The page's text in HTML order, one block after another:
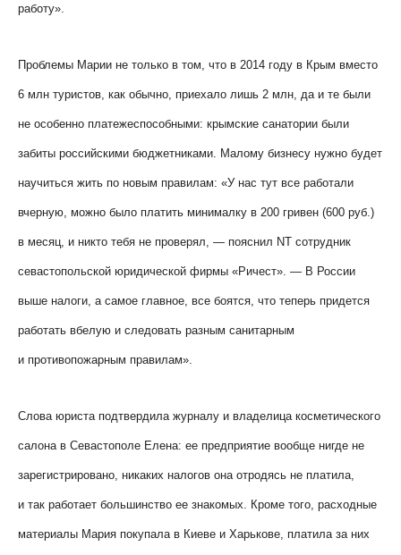
работу».
Проблемы Марии не только в том, что в 2014 году в Крым вместо
6 млн туристов, как обычно, приехало лишь 2 млн, да и те были
не особенно платежеспособными: крымские санатории были
забиты российскими бюджетниками. Малому бизнесу нужно будет
научиться жить по новым правилам: «У нас тут все работали
вчерную, можно было платить минималку в 200 гривен (600 руб.)
в месяц, и никто тебя не проверял, — пояснил NT сотрудник
севастопольской юридической фирмы «Ричест». — В России
выше налоги, а самое главное, все боятся, что теперь придется
работать вбелую и следовать разным санитарным
и противопожарным правилам».
Слова юриста подтвердила журналу и владелица косметического
салона в Севастополе Елена: ее предприятие вообще нигде не
зарегистрировано, никаких налогов она отродясь не платила,
и так работает большинство ее знакомых. Кроме того, расходные
материалы Мария покупала в Киеве и Харькове, платила за них